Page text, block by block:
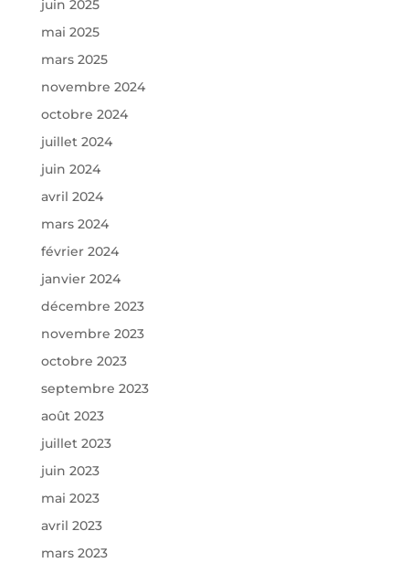
juin 2025
mai 2025
mars 2025
novembre 2024
octobre 2024
juillet 2024
juin 2024
avril 2024
mars 2024
février 2024
janvier 2024
décembre 2023
novembre 2023
octobre 2023
septembre 2023
août 2023
juillet 2023
juin 2023
mai 2023
avril 2023
mars 2023